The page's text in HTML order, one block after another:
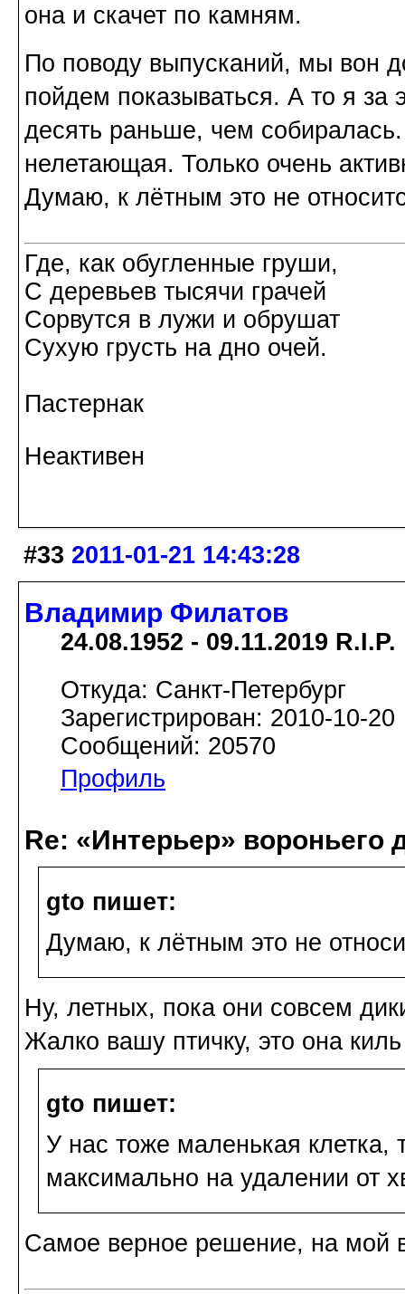
она и скачет по камням.
По поводу выпусканий, мы вон
пойдем показываться. А то я за
десять раньше, чем
нелетающая. Только очень
Думаю, к лётным это не
Где, как обугленные груши,
С деревьев тысячи грачей
Сорвутся в лужи и обрушат
Сухую грусть на дно очей.
Пастернак
Неактивен
#33 2011-01-21 14:43:28
Владимир Филатов
24.08.1952 - 09.11.2019 R.I.P.
Откуда: Санкт-Петербург
Зарегистрирован: 2010-10-20
Сообщений: 20570
Профиль
Re: «Интерьер» вороньего
gto пишет:
Думаю, к лётным это не
Ну, летных, пока они совсем
Жалко вашу птичку, это она
gto пишет:
У нас тоже маленькая
максимально на удалении от
Самое верное решение, на мой